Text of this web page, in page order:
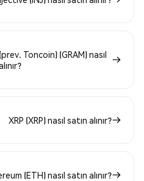
Toncoin) (GRAM) nasıl
XRP (XRP) nasıl satın alınır?
(ETH) nasıl satın alınır?